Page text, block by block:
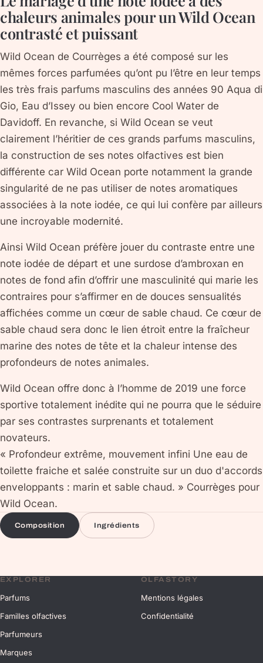
chaleurs animales pour un Wild Ocean
contrasté et puissant
Wild Ocean de Courrèges a été composé sur les
mêmes forces parfumées qu’ont pu l’être en leur temps
les très frais parfums masculins des années 90 Aqua di
Gio, Eau d’Issey ou bien encore Cool Water de
Davidoff. En revanche, si Wild Ocean se veut
clairement l’héritier de ces grands parfums masculins,
la construction de ses notes olfactives est bien
différente car Wild Ocean porte notamment la grande
singularité de ne pas utiliser de notes aromatiques
associées à la note iodée, ce qui lui confère par ailleurs
une incroyable modernité.
Ainsi Wild Ocean préfère jouer du contraste entre une
note iodée de départ et une surdose d’ambroxan en
notes de fond afin d’offrir une masculinité qui marie les
contraires pour s’affirmer en de douces sensualités
affichées comme un cœur de sable chaud. Ce cœur de
sable chaud sera donc le lien étroit entre la fraîcheur
marine des notes de tête et la chaleur intense des
profondeurs de notes animales.
Wild Ocean offre donc à l’homme de 2019 une force
sportive totalement inédite qui ne pourra que le séduire
par ses contrastes surprenants et totalement
novateurs.
« Profondeur extrême, mouvement infini Une eau de
toilette fraiche et salée construite sur un duo d'accords
enveloppants : marin et sable chaud. » Courrèges pour
Wild Ocean.
Composition Ingrédients
EXPLORER
Parfums
Familles olfactives
Parfumeurs
Marques
OLFASTORY
Mentions légales
Confidentialité